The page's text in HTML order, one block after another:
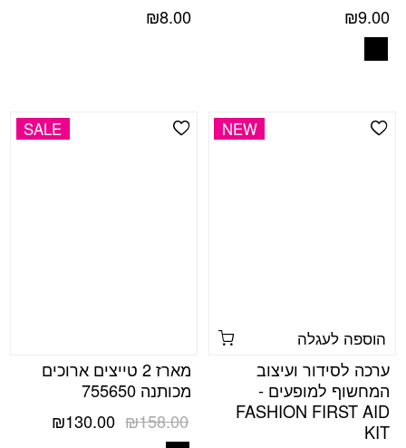
₪9.00
₪8.00
Add Wishlist
NEW
הוספה לעגלה
ערכה לסידור ועיצוב
המחשוף למופעים -
FASHION FIRST AID
KIT
Add Wishlist
SALE
מארז 2 טייצים ארוכים
מכותנה 755650
₪158.00
המחיר ₪130.00